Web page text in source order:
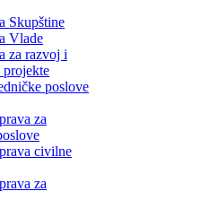
Skupštine
Vlade
za razvoj i
projekte
poslove
za
civilne
za